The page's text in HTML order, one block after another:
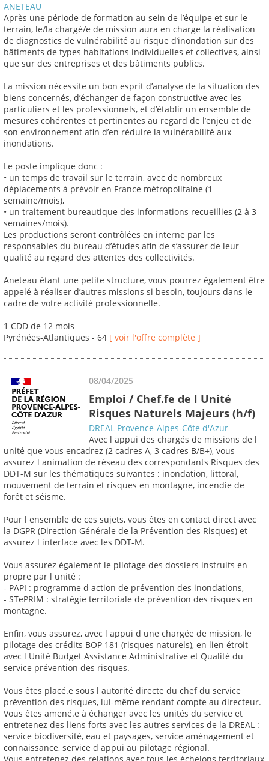
ANETEAU
Après une période de formation au sein de l’équipe et sur le
terrain, le/la chargé/e de mission aura en charge la réalisation
de diagnostics de vulnérabilité au risque d’inondation sur des
bâtiments de types habitations individuelles et collectives, ainsi
que sur des entreprises et des bâtiments publics.
La mission nécessite un bon esprit d’analyse de la situation des
biens concernés, d’échanger de façon constructive avec les
particuliers et les professionnels, et d’établir un ensemble de
mesures cohérentes et pertinentes au regard de l’enjeu et de
son environnement afin d’en réduire la vulnérabilité aux
inondations.
Le poste implique donc :
• un temps de travail sur le terrain, avec de nombreux
déplacements à prévoir en France métropolitaine (1
semaine/mois),
• un traitement bureautique des informations recueillies (2 à 3
semaines/mois).
Les productions seront contrôlées en interne par les
responsables du bureau d’études afin de s’assurer de leur
qualité au regard des attentes des collectivités.
Aneteau étant une petite structure, vous pourrez également être
appelé à réaliser d’autres missions si besoin, toujours dans le
cadre de votre activité professionnelle.
1 CDD de 12 mois
Pyrénées-Atlantiques - 64 [ voir l'offre complète ]
08/04/2025
Emploi / Chef.fe de l Unité
Risques Naturels Majeurs (h/f)
DREAL Provence-Alpes-Côte d'Azur
Avec l appui des chargés de missions de l
unité que vous encadrez (2 cadres A, 3 cadres B/B+), vous
assurez l animation de réseau des correspondants Risques des
DDT-M sur les thématiques suivantes : inondation, littoral,
mouvement de terrain et risques en montagne, incendie de
forêt et séisme.
Pour l ensemble de ces sujets, vous êtes en contact direct avec
la DGPR (Direction Générale de la Prévention des Risques) et
assurez l interface avec les DDT-M.
Vous assurez également le pilotage des dossiers instruits en
propre par l unité :
- PAPI : programme d action de prévention des inondations,
- STePRIM : stratégie territoriale de prévention des risques en
montagne.
Enfin, vous assurez, avec l appui d une chargée de mission, le
pilotage des crédits BOP 181 (risques naturels), en lien étroit
avec l Unité Budget Assistance Administrative et Qualité du
service prévention des risques.
Vous êtes placé.e sous l autorité directe du chef du service
prévention des risques, lui-même rendant compte au directeur.
Vous êtes amené.e à échanger avec les unités du service et
entretenez des liens forts avec les autres services de la DREAL :
service biodiversité, eau et paysages, service aménagement et
connaissance, service d appui au pilotage régional.